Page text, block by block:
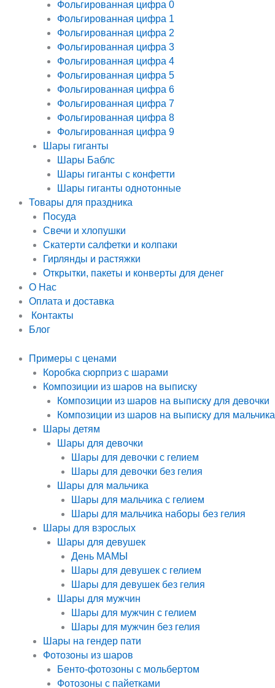
Фольгированная цифра 0
Фольгированная цифра 1
Фольгированная цифра 2
Фольгированная цифра 3
Фольгированная цифра 4
Фольгированная цифра 5
Фольгированная цифра 6
Фольгированная цифра 7
Фольгированная цифра 8
Фольгированная цифра 9
Шары гиганты
Шары Баблс
Шары гиганты с конфетти
Шары гиганты однотонные
Товары для праздника
Посуда
Свечи и хлопушки
Скатерти салфетки и колпаки
Гирлянды и растяжки
Открытки, пакеты и конверты для денег
О Нас
Оплата и доставка
Контакты
Блог
Примеры с ценами
Коробка сюрприз с шарами
Композиции из шаров на выписку
Композиции из шаров на выписку для девочки
Композиции из шаров на выписку для мальчика
Шары детям
Шары для девочки
Шары для девочки с гелием
Шары для девочки без гелия
Шары для мальчика
Шары для мальчика с гелием
Шары для мальчика наборы без гелия
Шары для взрослых
Шары для девушек
День МАМЫ
Шары для девушек с гелием
Шары для девушек без гелия
Шары для мужчин
Шары для мужчин с гелием
Шары для мужчин без гелия
Шары на гендер пати
Фотозоны из шаров
Бенто-фотозоны с мольбертом
Фотозоны с пайетками